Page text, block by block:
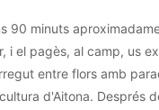
90 minuts
i el pagès, al camp, us
entre flors amb
d'Aitona. Després